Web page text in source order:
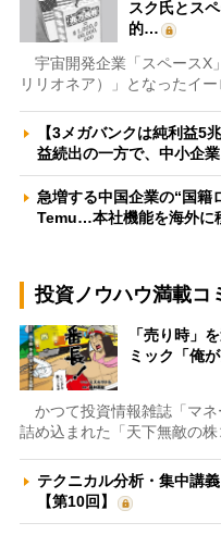
スク氏とス
的…
宇宙開発企業「スペースX
リリオネア）」となったイ
【3メガバンクは純利益5
益続出の一方で、中小企
急増する中国企業の“国
Temu…本社機能を海外に
投資ノウハウ満載コ
「売り時」
ミック「俺
かつて投資情報雑誌「マネ
詰め込まれた「天下無敵の
テクニカル分析・集中講
【第10回】